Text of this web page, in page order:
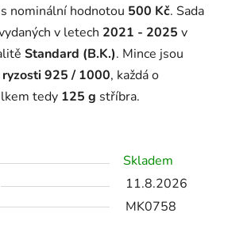
nominální hodnotou 500 Kč. Sada
v letech 2021 - 2025 v
Standard (B.K.). Mince jsou
ryzosti 925 / 1000, každá o
tedy 125 g stříbra.
Skladem
11.8.2026
MK0758